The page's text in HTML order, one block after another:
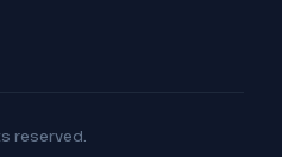
reserved.